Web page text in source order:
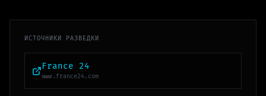
ИСТОЧНИКИ РАЗВЕДКИ
France 24
www.france24.com